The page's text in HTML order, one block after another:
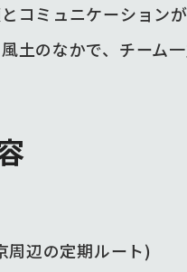
コミュニケーションが
土のなかで、チーム
周辺の定期ルート)